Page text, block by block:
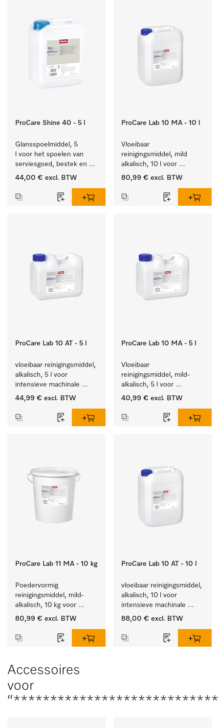
ProCare Shine 40 - 5 l
Glansspoelmiddel, 5
l voor het spoelen van
serviesgoed, bestek en
ideaal voor glazen.
44,00 € excl. BTW
ProCare Lab 10 MA - 10 l
Vloeibaar
reinigingsmiddel, mild
alkalisch, 10 l voor
materiaalbesparende,
laboratoriumglasw. en -
80,99 € excl. BTW
ProCare Lab 10 AT - 5 l
vloeibaar reinigingsmiddel,
alkalisch, 5 l voor
intensieve machinale
reiniging van
gerei.
44,99 € excl. BTW
ProCare Lab 10 MA - 5 l
Vloeibaar
reinigingsmiddel, mild-
alkalisch, 5 l voor
materiaalbesparende,
laboratoriumglasw. en -
40,99 € excl. BTW
ProCare Lab 11 MA - 10 kg
Poedervormig
reinigingsmiddel, mild-
alkalisch, 10 kg voor
materiaalbesparende,
laboratoriumglasw. en -
80,99 € excl. BTW
ProCare Lab 10 AT - 10 l
vloeibaar reinigingsmiddel,
alkalisch, 10 l voor
intensieve machinale
reiniging van
gerei.
88,00 € excl. BTW
Accessoires
voor